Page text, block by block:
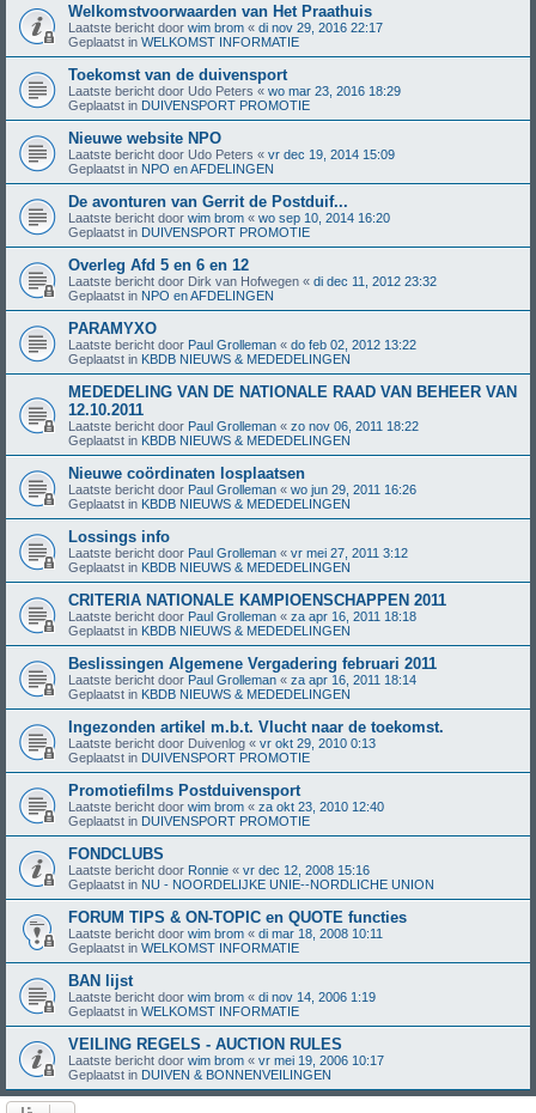
Welkomstvoorwaarden van Het Praathuis
Laatste bericht door wim brom « di nov 29, 2016 22:17
Geplaatst in WELKOMST INFORMATIE
Toekomst van de duivensport
Laatste bericht door Udo Peters « wo mar 23, 2016 18:29
Geplaatst in DUIVENSPORT PROMOTIE
Nieuwe website NPO
Laatste bericht door Udo Peters « vr dec 19, 2014 15:09
Geplaatst in NPO en AFDELINGEN
De avonturen van Gerrit de Postduif...
Laatste bericht door wim brom « wo sep 10, 2014 16:20
Geplaatst in DUIVENSPORT PROMOTIE
Overleg Afd 5 en 6 en 12
Laatste bericht door Dirk van Hofwegen « di dec 11, 2012 23:32
Geplaatst in NPO en AFDELINGEN
PARAMYXO
Laatste bericht door Paul Grolleman « do feb 02, 2012 13:22
Geplaatst in KBDB NIEUWS & MEDEDELINGEN
MEDEDELING VAN DE NATIONALE RAAD VAN BEHEER VAN
12.10.2011
Laatste bericht door Paul Grolleman « zo nov 06, 2011 18:22
Geplaatst in KBDB NIEUWS & MEDEDELINGEN
Nieuwe coördinaten losplaatsen
Laatste bericht door Paul Grolleman « wo jun 29, 2011 16:26
Geplaatst in KBDB NIEUWS & MEDEDELINGEN
Lossings info
Laatste bericht door Paul Grolleman « vr mei 27, 2011 3:12
Geplaatst in KBDB NIEUWS & MEDEDELINGEN
CRITERIA NATIONALE KAMPIOENSCHAPPEN 2011
Laatste bericht door Paul Grolleman « za apr 16, 2011 18:18
Geplaatst in KBDB NIEUWS & MEDEDELINGEN
Beslissingen Algemene Vergadering februari 2011
Laatste bericht door Paul Grolleman « za apr 16, 2011 18:14
Geplaatst in KBDB NIEUWS & MEDEDELINGEN
Ingezonden artikel m.b.t. Vlucht naar de toekomst.
Laatste bericht door Duivenlog « vr okt 29, 2010 0:13
Geplaatst in DUIVENSPORT PROMOTIE
Promotiefilms Postduivensport
Laatste bericht door wim brom « za okt 23, 2010 12:40
Geplaatst in DUIVENSPORT PROMOTIE
FONDCLUBS
Laatste bericht door Ronnie « vr dec 12, 2008 15:16
Geplaatst in NU - NOORDELIJKE UNIE--NORDLICHE UNION
FORUM TIPS & ON-TOPIC en QUOTE functies
Laatste bericht door wim brom « di mar 18, 2008 10:11
Geplaatst in WELKOMST INFORMATIE
BAN lijst
Laatste bericht door wim brom « di nov 14, 2006 1:19
Geplaatst in WELKOMST INFORMATIE
VEILING REGELS - AUCTION RULES
Laatste bericht door wim brom « vr mei 19, 2006 10:17
Geplaatst in DUIVEN & BONNENVEILINGEN